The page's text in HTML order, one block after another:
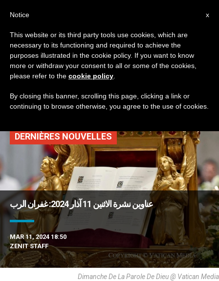
TAG
Posts Tagged ‘الوكيل
الأمين’
DERNIÈRES NOUVELLES
عناوين نشرة الاثنين 11 آذار 2024: غفران الرب
MAR 11, 2024 18:50
ZENIT STAFF
Dimanche De La Parole De Dieu @ Vatican Media
x
Notice
This website or its third party tools use cookies, which are
necessary to its functioning and required to achieve the
purposes illustrated in the cookie policy. If you want to know
more or withdraw your consent to all or some of the cookies,
please refer to the cookie policy
By closing this banner, scrolling this page, clicking a link or
continuing to browse otherwise, you agree to the use of cookies.